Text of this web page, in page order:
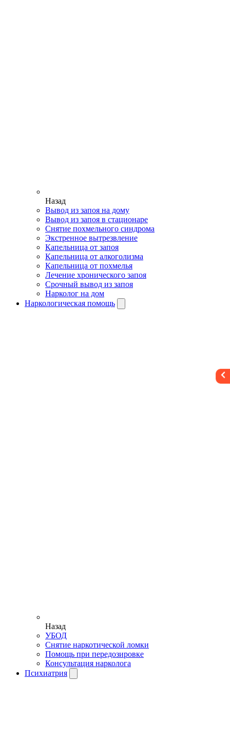
Назад
Вывод из запоя на дому
Вывод из запоя в стационаре
Снятие похмельного синдрома
Экстренное вытрезвление
Капельница от запоя
Капельница от алкоголизма
Капельница от похмелья
Лечение хронического запоя
Срочный вывод из запоя
Нарколог на дом
Наркологическая помощь
Назад
УБОД
Снятие наркотической ломки
Помощь при передозировке
Консультация нарколога
Психиатрия